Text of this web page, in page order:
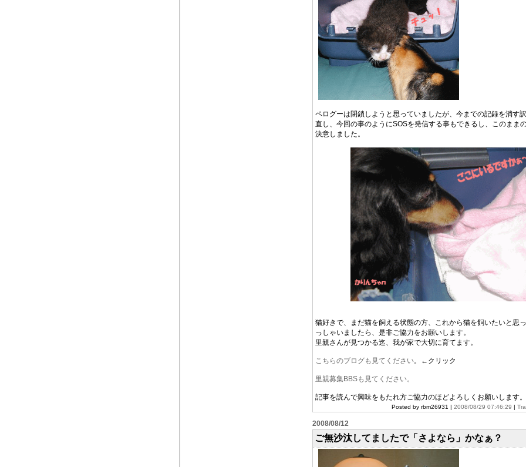
ペログーは閉鎖しようと思っていましたが、今までの記録を消す
直し、今回の事のようにSOSを発信する事もできるし、このまま
決意しました。
猫好きで、まだ猫を飼える状態の方、これから猫を飼いたいと思
っしゃいましたら、是非ご協力をお願いします。
里親さんが見つかる迄、我が家で大切に育てます。
こちらのブログも見てください。←クリック
里親募集BBSも見てください。
記事を読んで興味をもたれ方ご協力のほどよろしくお願いします。
Posted by rbm26931 | 2008/08/29 07:46:29 |
2008/08/12
ご無沙汰してましたで「さよなら」かなぁ？